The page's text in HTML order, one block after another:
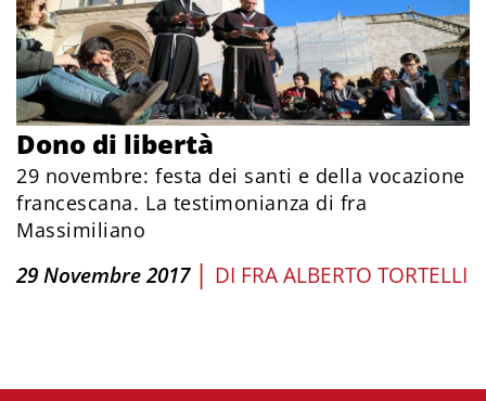
Dono di libertà
29 novembre: festa dei santi e della vocazione
francescana. La testimonianza di fra
Massimiliano
29 Novembre 2017 | DI FRA ALBERTO TORTELLI